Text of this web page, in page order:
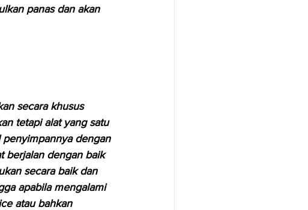
panas dan akan
secara khusus
tetapi alat yang satu
dengan
berjalan dengan baik
secara baik dan
apabila mengalami
atau bahkan